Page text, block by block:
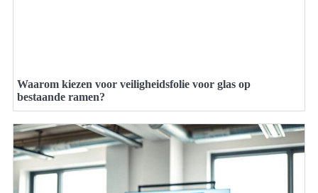
Waarom kiezen voor veiligheidsfolie voor glas op
bestaande ramen?